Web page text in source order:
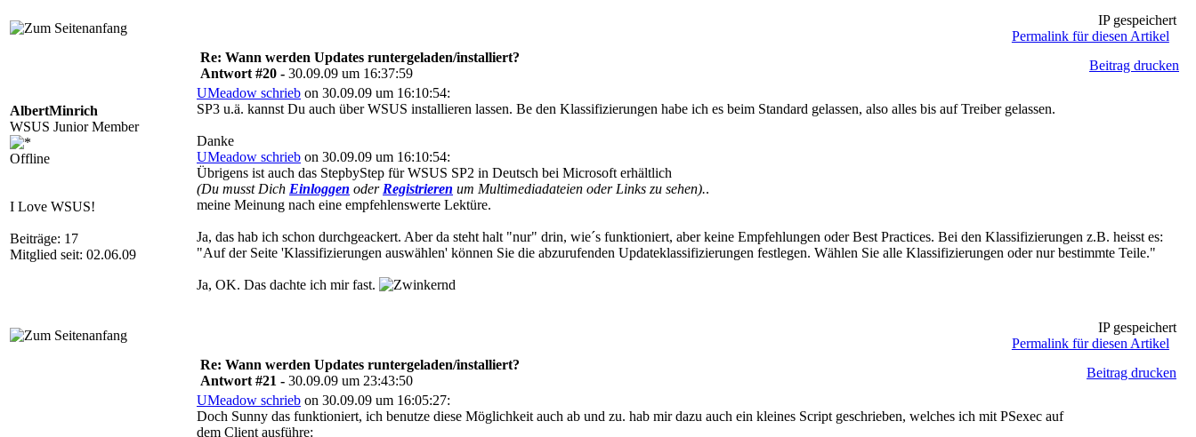
IP gespeichert
Permalink für diesen Artikel
AlbertMinrich
WSUS Junior Member
Offline
I Love WSUS!
Beiträge: 17
Mitglied seit: 02.06.09
Re: Wann werden Updates runtergeladen/installiert?
Antwort #20 - 30.09.09 um 16:37:59
Beitrag drucken
UMeadow schrieb on 30.09.09 um 16:10:54:
SP3 u.ä. kannst Du auch über WSUS installieren lassen. Be den Klassifizierungen habe ich es beim Standard gelassen, also alles bis auf Treiber gelassen.
Danke
UMeadow schrieb on 30.09.09 um 16:10:54:
Übrigens ist auch das StepbyStep für WSUS SP2 in Deutsch bei Microsoft erhältlich
(Du musst Dich Einloggen oder Registrieren um Multimediadateien oder Links zu sehen)..
meine Meinung nach eine empfehlenswerte Lektüre.
Ja, das hab ich schon durchgeackert. Aber da steht halt "nur" drin, wie´s funktioniert, aber keine Empfehlungen oder Best Practices. Bei den Klassifizierungen z.B. heisst es:
"Auf der Seite 'Klassifizierungen auswählen' können Sie die abzurufenden Updateklassifizierungen festlegen. Wählen Sie alle Klassifizierungen oder nur bestimmte Teile."
Ja, OK. Das dachte ich mir fast.
IP gespeichert
Permalink für diesen Artikel
Re: Wann werden Updates runtergeladen/installiert?
Antwort #21 - 30.09.09 um 23:43:50
Beitrag drucken
UMeadow schrieb on 30.09.09 um 16:05:27:
Doch Sunny das funktioniert, ich benutze diese Möglichkeit auch ab und zu. hab mir dazu auch ein kleines Script geschrieben, welches ich mit PSexec auf
dem Client ausführe: